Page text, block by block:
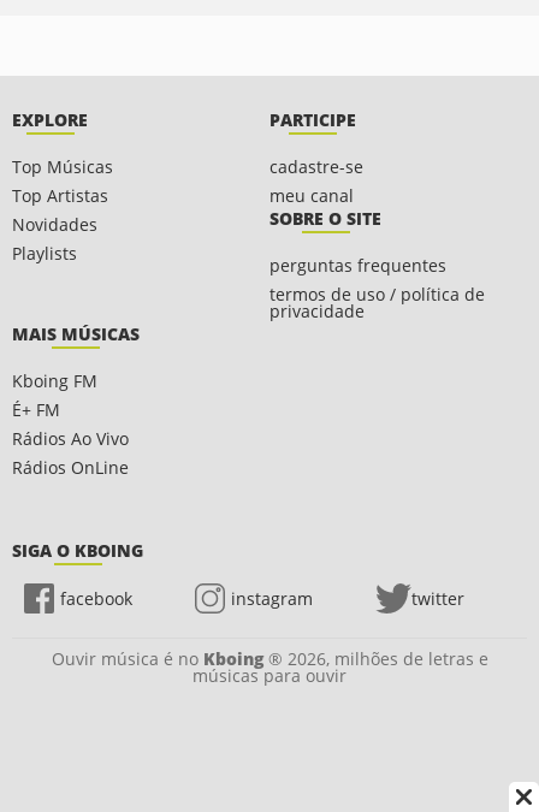
EXPLORE
Top Músicas
Top Artistas
Novidades
Playlists
PARTICIPE
cadastre-se
meu canal
SOBRE O SITE
perguntas frequentes
termos de uso / política de
privacidade
MAIS MÚSICAS
Kboing FM
É+ FM
Rádios Ao Vivo
Rádios OnLine
SIGA O KBOING
facebook instagram twitter
Ouvir música é no Kboing® 2026, milhões de letras e
músicas para ouvir